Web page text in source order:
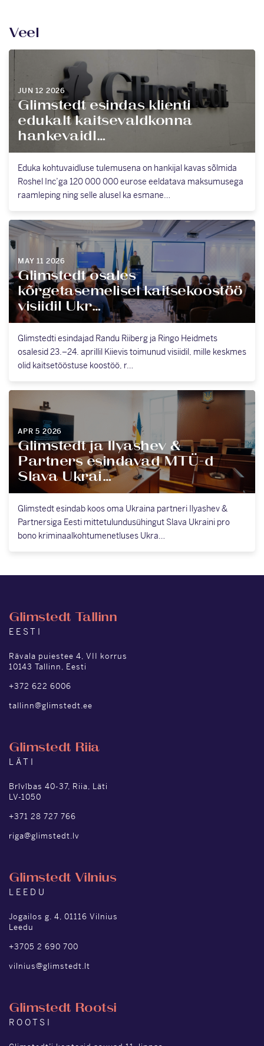
Veel
JUN 12 2026
Glimstedt esindas klienti
edukalt kaitsevaldkonna
hankevaidl…
Eduka kohtuvaidluse tulemusena on hankijal kavas sõlmida
Roshel Inc’ga 120 000 000 eurose eeldatava maksumusega
raamleping ning selle alusel ka esmane…
MAY 11 2026
Glimstedt osales
kõrgetasemelisel kaitsekoostöö
visiidil Ukr…
Glimstedti esindajad Randu Riiberg ja Ringo Heidmets
osalesid 23.–24. aprillil Kiievis toimunud visiidil, mille keskmes
olid kaitsetööstuse koostöö, r…
APR 5 2026
Glimstedt ja Ilyashev &
Partners esindavad MTÜ-d
Slava Ukrai…
Glimstedt esindab koos oma Ukraina partneri Ilyashev &
Partnersiga Eesti mittetulundusühingut Slava Ukraini pro
bono kriminaalkohtumenetluses Ukra…
Glimstedt Tallinn
EESTI
Rävala puiestee 4, VII korrus
10143 Tallinn, Eesti
+372 622 6006
tallinn@glimstedt.ee
Glimstedt Riia
LÄTI
Brīvības 40-37, Riia, Läti
LV-1050
+371 28 727 766
riga@glimstedt.lv
Glimstedt Vilnius
LEEDU
Jogailos g. 4, 01116 Vilnius
Leedu
+3705 2 690 700
vilnius@glimstedt.lt
Glimstedt Rootsi
ROOTSI